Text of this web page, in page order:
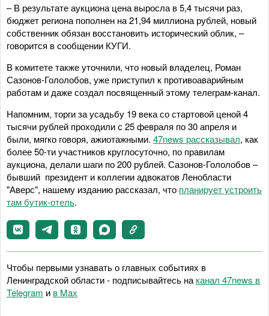
– В результате аукциона цена выросла в 5,4 тысячи раз,
бюджет региона пополнен на 21,94 миллиона рублей, новый
собственник обязан восстановить исторический облик, –
говорится в сообщении КУГИ.
В комитете также уточнили, что новый владелец, Роман
Сазонов-Гололобов, уже приступил к противоаварийным
работам и даже создал посвященный этому телеграм-канал.
Напомним, торги за усадьбу 19 века со стартовой ценой 4
тысячи рублей проходили с 25 февраля по 30 апреля и
были, мягко говоря, ажиотажными. 47news рассказывал, как
более 50-ти участников круглосуточно, по правилам
аукциона, делали шаги по 200 рублей. Сазонов-Гололобов –
бывший президент и коллегии адвокатов Ленобласти
"Аверс", нашему изданию рассказал, что планирует устроить
там бутик-отель.
Чтобы первыми узнавать о главных событиях в
Ленинградской области - подписывайтесь на канал 47news в
Telegram и в Maх